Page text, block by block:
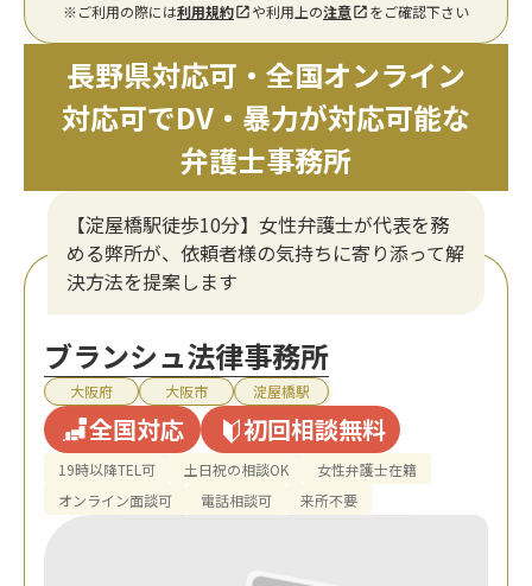
※ご利用の際には利用規約 や利用上の注意 をご確認下さい
長野県対応可・全国オンライン
対応可でDV・暴力が対応可能な
弁護士事務所
【淀屋橋駅徒歩10分】女性弁護士が代表を務
める弊所が、依頼者様の気持ちに寄り添って解
決方法を提案します
ブランシュ法律事務所
大阪府 大阪市 淀屋橋駅
全国対応 初回相談無料
19時以降TEL可 土日祝の相談OK
女性弁護士在籍
オンライン面談可
電話相談可 来所不要